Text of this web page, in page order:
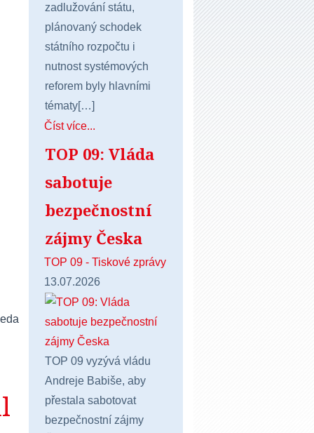
zadlužování státu,
plánovaný schodek
státního rozpočtu i
nutnost systémových
reforem byly hlavními
tématy[…]
Číst více...
TOP 09: Vláda
sabotuje
bezpečnostní
zájmy Česka
TOP 09 - Tiskové zprávy
13.07.2026
TOP 09 vyzývá vládu
Andreje Babiše, aby
přestala sabotovat
bezpečnostní zájmy